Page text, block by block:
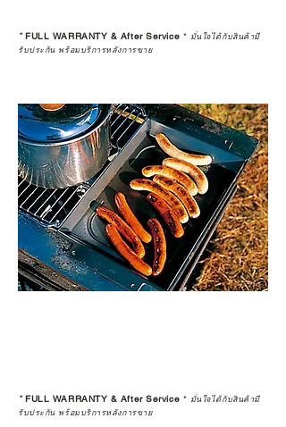
*FULL WARRANTY & After Service * มั่นใจได้กับสินค้ามี
รับประกัน พร้อมบริการหลังการขาย
*FULL WARRANTY & After Service * มั่นใจได้กับสินค้ามี
รับประกัน พร้อมบริการหลังการขาย